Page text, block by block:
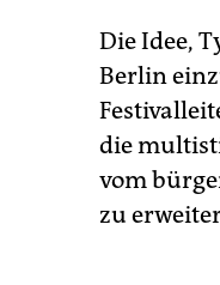
Die Idee,
Berlin
die
vom
zu